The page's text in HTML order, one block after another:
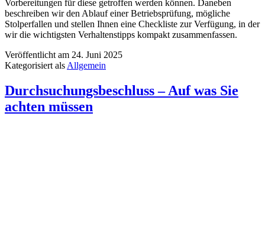
Vorbereitungen für diese getroffen werden können. Daneben
beschreiben wir den Ablauf einer Betriebsprüfung, mögliche
Stolperfallen und stellen Ihnen eine Checkliste zur Verfügung, in der
wir die wichtigsten Verhaltenstipps kompakt zusammenfassen.
Veröffentlicht am 24. Juni 2025
Kategorisiert als Allgemein
Durchsuchungsbeschluss – Auf was Sie
achten müssen